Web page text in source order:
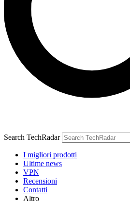
Search TechRadar
I migliori prodotti
Ultime news
VPN
Recensioni
Contatti
Altro